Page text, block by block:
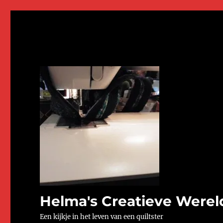
Helma's Creatieve
Een kijkje in het leven van een quiltster